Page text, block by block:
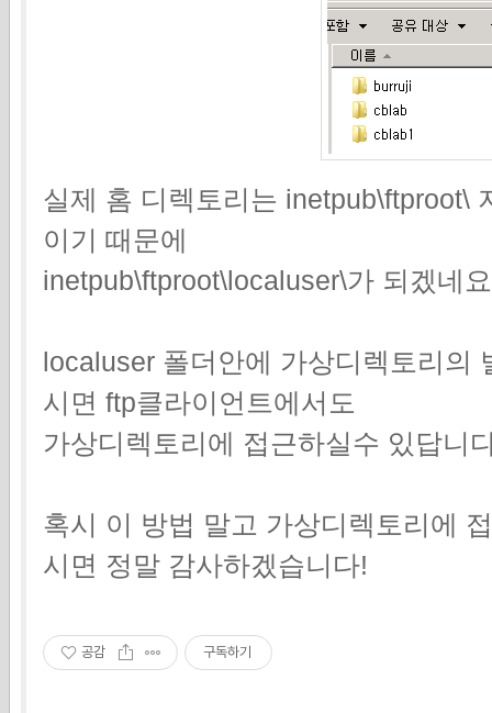
실제 홈 디렉토리는 inetpub\ftproot\
이기 때문에
inetpub\ftproot\localuser\가 되겠네요
localuser 폴더안에 가상디렉토리의
시면 ftp클라이언트에서도
가상디렉토리에 접근하실수 있답니
혹시 이 방법 말고 가상디렉토리에
시면 정말 감사하겠습니다!
공감 구독하기